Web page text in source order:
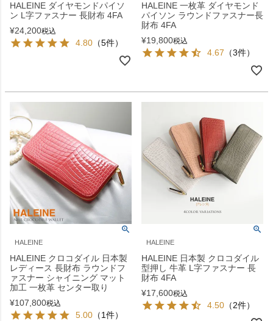
HALEINE ダイヤモンドパイソ
ン L字ファスナー 長財布 4FA
¥24,200税込
4.80 （5件）
HALEINE 一枚革 ダイヤモンド
パイソン ラウンドファスナー長
財布 4FA
¥19,800税込
4.67 （3件）
HALEINE
HALEINE クロコダイル 日本製
レディース 長財布 ラウンドフ
ァスナー シャイニング マット
加工 一枚革 センター取り
¥107,800税込
5.00 （1件）
HALEINE
HALEINE 日本製 クロコダイル
型押し 牛革 L字ファスナー 長
財布 4FA
¥17,600税込
4.50 （2件）